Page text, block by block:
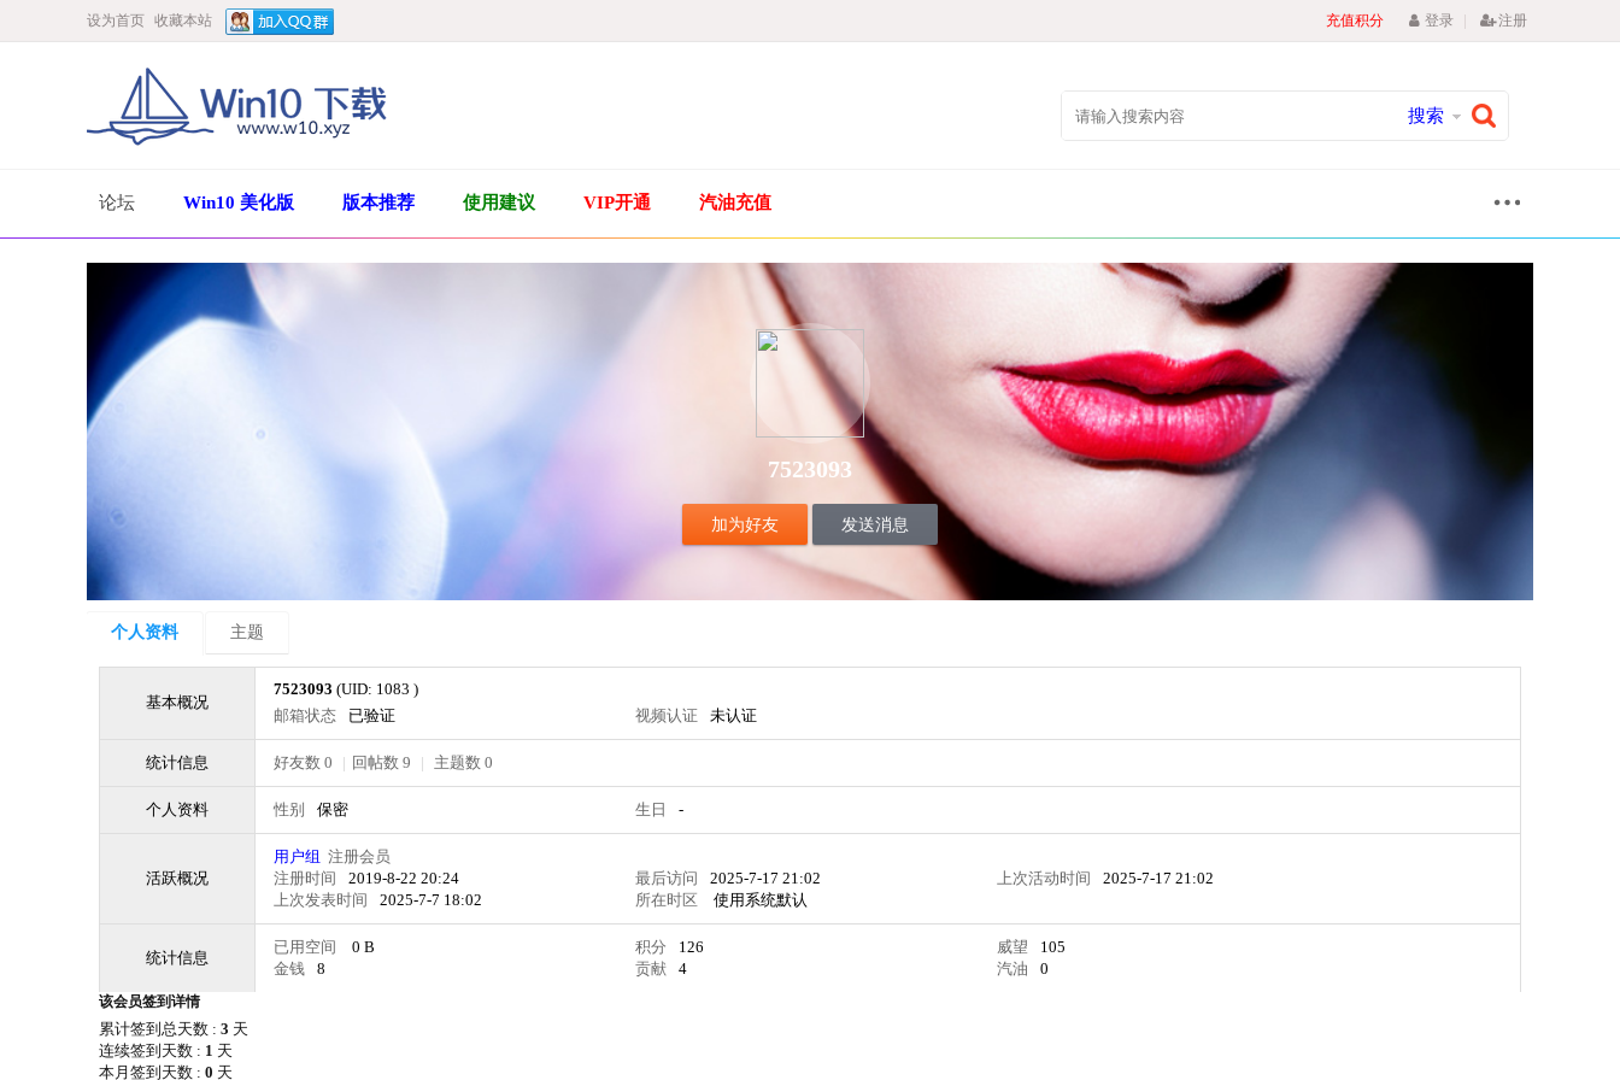
设为首页 收藏本站 充值积分 登录 | 注册
搜索
论坛 Win10 美化版 版本推荐 使用建议 VIP开通 汽油充值
7523093
加为好友 发送消息
个人资料 主题
基本概况
7523093 (UID: 1083 )
邮箱状态
已验证 视频认证 未认证
统计信息 好友数 0 | 回帖数 9 | 主题数 0
个人资料 性别 保密 生日 -
活跃概况
用户组 注册会员
注册时间
2019-8-22 20:24 最后访问 2025-7-17 21:02 上次活动时间
2025-7-17 21:02
上次发表时间
2025-7-7 18:02 所在时区 使用系统默认
统计信息
已用空间 0 B 积分 126 威望
105
金钱
8 贡献 4 汽油 0
该会员签到详情
累计签到总天数 : 3 天
连续签到天数 : 1 天
本月签到天数 : 0 天